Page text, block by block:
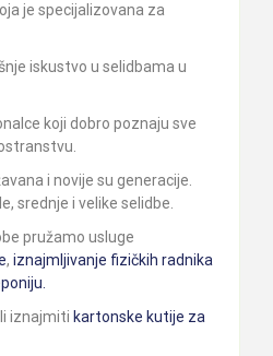
je specijalizovana za
iskustvo u selidbama u
koji dobro poznaju sve
i novije su generacije.
srednje i velike selidbe.
pružamo usluge
, iznajmljivanje fizičkih radnika
iznajmiti kartonske kutije za